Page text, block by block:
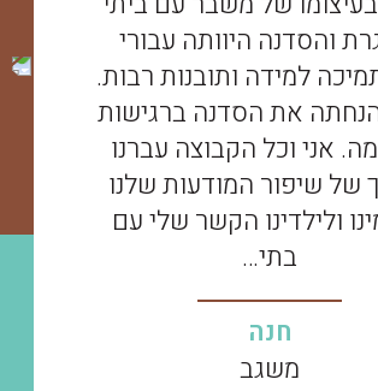
והסדנה היוותה עבורי
למידה ותובנות רבות.
את הסדנה ברגישות
אני וכל הקבוצה עברנו
של שיפור המודעות שלנו
ולילדינו הקשר שלי עם
בתי…
חנה
משגב